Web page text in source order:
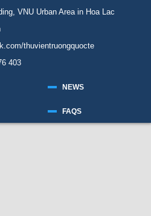
VNU Urban Area in Hoa Lac
thuvientruongquocte
403
NEWS
FAQS